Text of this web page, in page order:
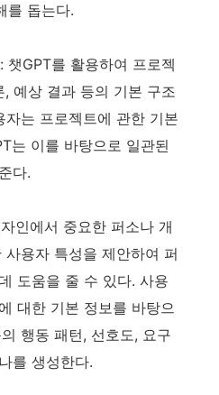
를 돕는다.
: 챗GPT를 활용하여 프로젝
예상 결과 등의 기본 구조
는 프로젝트에 관한 기본
는 이를 바탕으로 일관된
다.
인에서 중요한 퍼소나 개
용자 특성을 제안하여 퍼
도움을 줄 수 있다. 사용
대한 기본 정보를 바탕으
행동 패턴, 선호도, 요구
를 생성한다.